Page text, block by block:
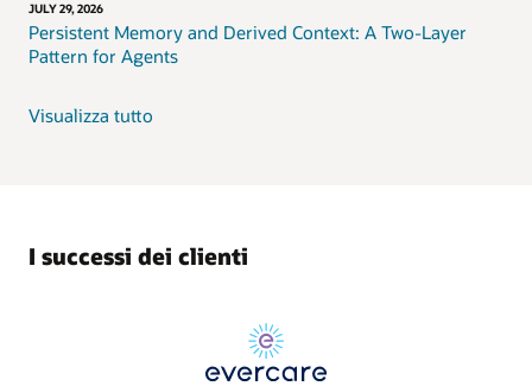
JULY 29, 2026
Persistent Memory and Derived Context: A Two-Layer
Pattern for Agents
Visualizza tutto
I successi dei clienti